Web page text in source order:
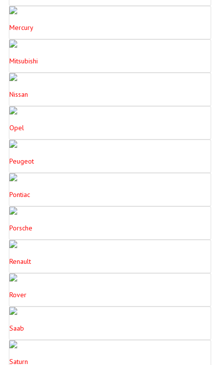
Mercury
Mitsubishi
Nissan
Opel
Peugeot
Pontiac
Porsche
Renault
Rover
Saab
Saturn